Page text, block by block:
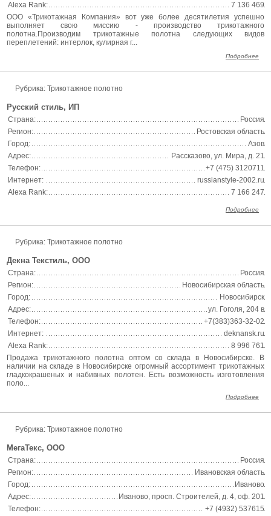
Alexa Rank:
7 136 469
ООО «Трикотажная Компания» вот уже более десятилетия успешно
выполняет свою миссию - производство трикотажного
полотна.Производим трикотажные полотна следующих видов
переплетений: интерлок, кулирная г...
Подробнее
Рубрика: Трикотажное полотно
Русский стиль, ИП
Страна:
Россия
Регион:
Ростовская область
Город:
Азов
Адрес:
Рассказово, ул. Мира, д. 21
Телефон:
+7 (475) 3120711
Интернет:
russianstyle-2002.ru
Alexa Rank:
7 166 247
Подробнее
Рубрика: Трикотажное полотно
Декна Текстиль, ООО
Страна:
Россия
Регион:
Новосибирская область
Город:
Новосибирск
Адрес:
ул. Гоголя, 204 в
Телефон:
+7(383)363-32-02
Интернет:
deknansk.ru
Alexa Rank:
8 996 761
Продажа трикотажного полотна оптом со склада в Новосибирске. В
наличии на складе в Новосибирске огромный ассортимент трикотажных
гладкокрашеных и набивных полотен. Есть возможность изготовления
поло...
Подробнее
Рубрика: Трикотажное полотно
МегаТекс, ООО
Страна:
Россия
Регион:
Ивановская область
Город:
Иваново
Адрес:
Иваново, просп. Строителей, д. 4, оф. 201
Телефон:
+7 (4932) 537615